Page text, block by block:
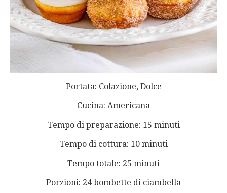
Portata: Colazione, Dolce
Cucina: Americana
Tempo di preparazione: 15 minuti
Tempo di cottura: 10 minuti
Tempo totale: 25 minuti
Porzioni: 24 bombette di ciambella